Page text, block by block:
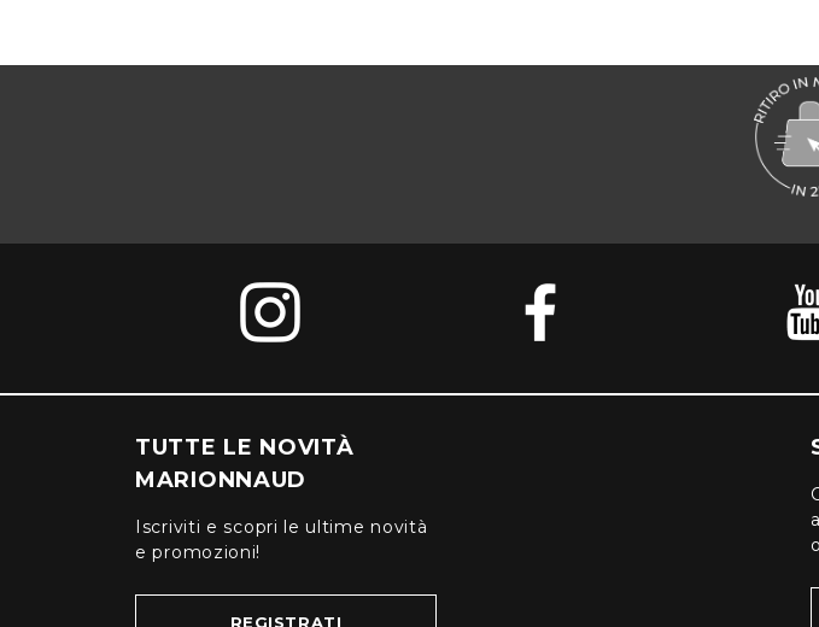
TUTTE LE NOVITÀ
MARIONNAUD
Iscriviti e scopri le ultime novità
e promozioni!
REGISTRATI